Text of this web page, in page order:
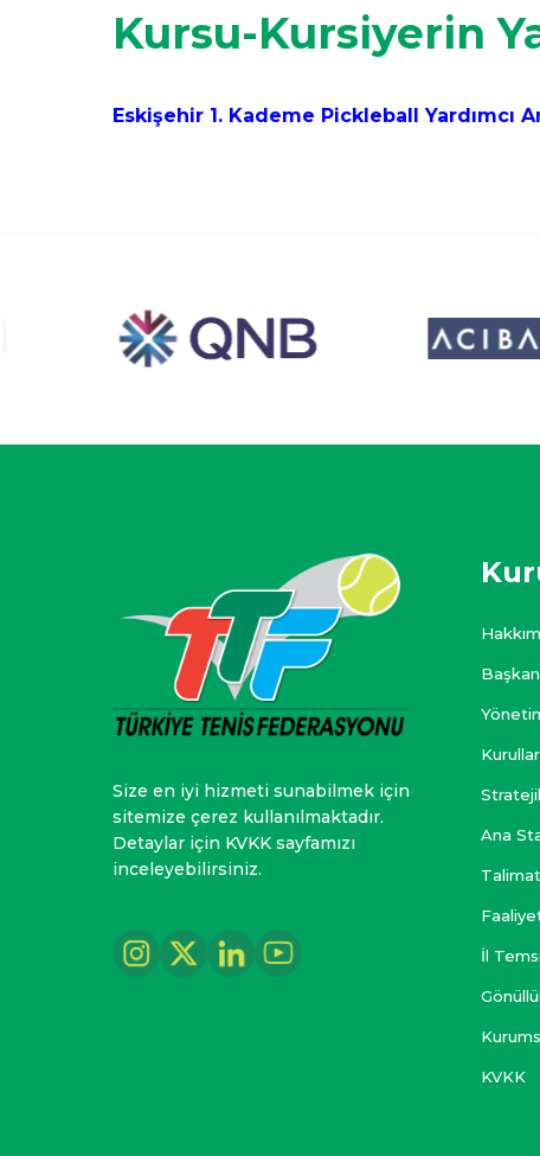
Kursu-Kursiyerin
Eskişehir 1. Kademe Pickleball
Size en iyi hizmeti sunabilmek için
sitemize çerez kullanılmaktadır.
Detaylar için KVKK sayfamızı
inceleyebilirsiniz.
Kurullar
Ana
İl
KVKK